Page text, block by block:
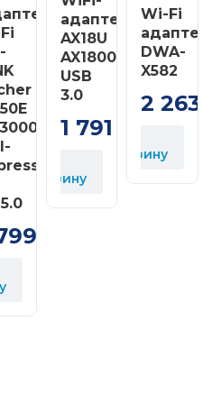
AC1300
Руководство по
Диск CD
USB 3.0 кабель 1м
Поддержка Windows
адаптер
AX18U
AX1800,
USB
3.0
1 791
В
корзину
Wi-Fi
DWA-
X582
2 263
В
корзину